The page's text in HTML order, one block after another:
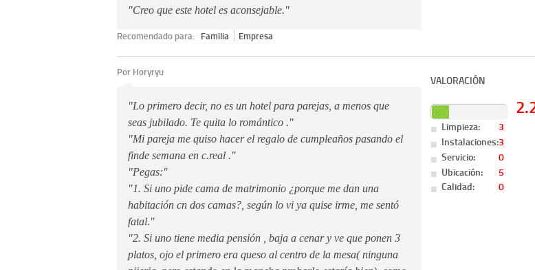
"Creo que este hotel es aconsejable."
Recomendado para: Familia Empresa
Por Horyryu
"Lo primero decir, no es un hotel para parejas, a menos que
seas jubilado. Te quita lo romántico ."
"Mi pareja me quiso hacer el regalo de cumpleaños pasando el
finde semana en c.real ."
"Pegas:"
"1. Si uno pide cama de matrimonio ¿porque me dan una
habitación cn dos camas?, según lo vi ya quise irme, me sentó
fatal."
"2. Si uno tiene media pensión , baja a cenar y ve que ponen 3
platos, ojo el primero era queso al centro de la mesa( ninguna
VALORACIÓN
Limpieza:
3
Instalaciones:3
Servicio:
0
Ubicación:
5
Calidad:
0